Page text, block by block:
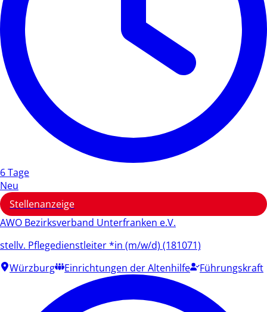
6 Tage
Neu
Stellenanzeige
AWO Bezirksverband Unterfranken e.V.
stellv. Pflegedienstleiter *in (m/w/d) (181071)
Würzburg
Einrichtungen der Altenhilfe Führungskraft